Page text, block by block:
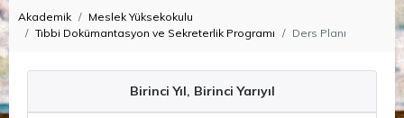
Akademik
Meslek Yüksekokulu
Tıbbi Dokümantasyon ve Sekreterlik Programı
Ders Planı
Birinci Yıl, Birinci Yarıyıl